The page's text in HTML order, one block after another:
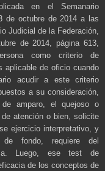
en el Semanario
de octubre de 2014 a las
Judicial de la Federación,
de 2014, página 613,
como criterio de
aplicable de oficio cuando
acudir a este criterio
a su consideración,
amparo, el quejoso o
atención o bien, solicite
ejercicio interpretativo, y
fondo, requiere del
Luego, ese test de
de los conceptos de